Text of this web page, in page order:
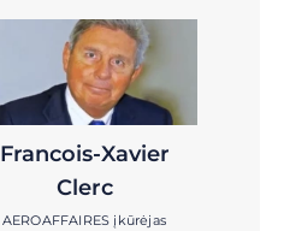
Francois-Xavier
Clerc
AEROAFFAIRES įkūrėjas